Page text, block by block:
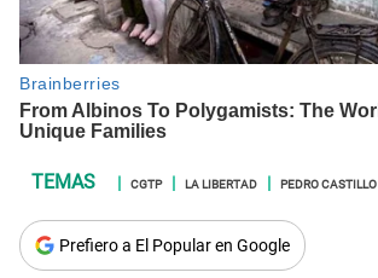
CGTP LA LIBERTAD PEDRO CASTILLO
Prefiero a El Popular en Google